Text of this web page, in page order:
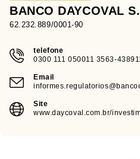
BANCO DAYCOVAL
62.232.889/0001-90
telefone
0300 111 050011 3563-
Email
Site
www.daycoval.com.br/